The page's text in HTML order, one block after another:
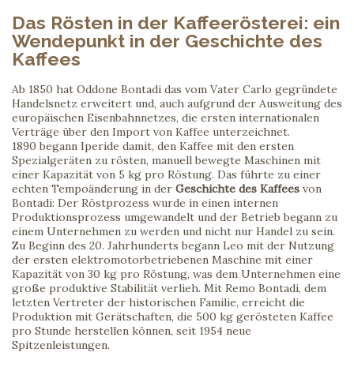
Das Rösten in der Kaffeerösterei: ein
Wendepunkt in der Geschichte des
Kaffees
Ab 1850 hat Oddone Bontadi das vom Vater Carlo gegründete
Handelsnetz erweitert und, auch aufgrund der Ausweitung des
europäischen Eisenbahnnetzes, die ersten internationalen
Verträge über den Import von Kaffee unterzeichnet.
1890 begann Iperide damit, den Kaffee mit den ersten
Spezialgeräten zu rösten, manuell bewegte Maschinen mit
einer Kapazität von 5 kg pro Röstung. Das führte zu einer
echten Tempoänderung in der Geschichte des Kaffees von
Bontadi: Der Röstprozess wurde in einen internen
Produktionsprozess umgewandelt und der Betrieb begann zu
einem Unternehmen zu werden und nicht nur Handel zu sein.
Zu Beginn des 20. Jahrhunderts begann Leo mit der Nutzung
der ersten elektromotorbetriebenen Maschine mit einer
Kapazität von 30 kg pro Röstung, was dem Unternehmen eine
große produktive Stabilität verlieh. Mit Remo Bontadi, dem
letzten Vertreter der historischen Familie, erreicht die
Produktion mit Gerätschaften, die 500 kg gerösteten Kaffee
pro Stunde herstellen können, seit 1954 neue
Spitzenleistungen.